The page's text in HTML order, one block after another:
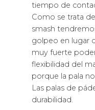
tiempo de
Como se trata
smash
golpeo en lugar
muy fuerte
flexibilidad del
porque la pala
Las palas de
durabilidad.